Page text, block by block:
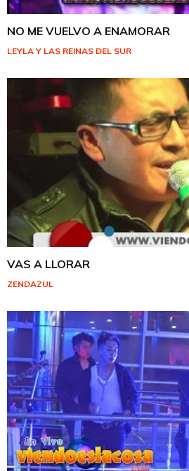
NO ME VUELVO A ENAMORAR
LEYLA Y LAS REINAS DEL SUR
VAS A LLORAR
ZENDAZUL